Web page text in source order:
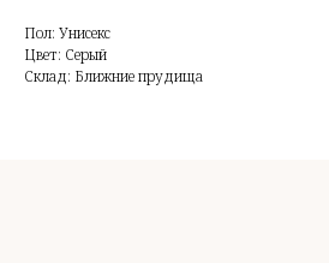
Пол: Унисекс
Цвет: Серый
Склад: Ближние прудища